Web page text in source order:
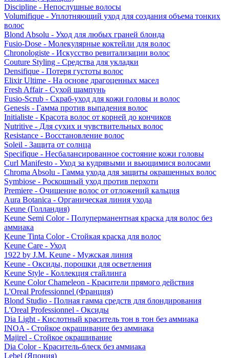
Discipline - Непослушные волосы
Volumifique - Уплотняющий уход для создания объема тонких
волос
Blond Absolu - Уход для любых граней блонда
Fusio-Dose - Молекулярные коктейли для волос
Chronologiste - Искусство ревитализации волос
Couture Styling - Средства для укладки
Densifique - Потеря густоты волос
Elixir Ultime - На основе драгоценных масел
Fresh Affair - Сухой шампунь
Fusio-Scrub - Скраб-уход для кожи головы и волос
Genesis - Гамма против выпадения волос
Initialiste - Красота волос от корней до кончиков
Nutritive - Для сухих и чувствительных волос
Resistance - Восстановление волос
Soleil - Защита от солнца
Specifique - Несбалансированное состояние кожи головы
Curl Manifesto - Уход за кудрявыми и вьющимися волосами
Chroma Absolu - Гамма ухода для защиты окрашенных волос
Symbiose - Роскошный уход против перхоти
Premiere - Очищение волос от отложений кальция
Aura Botanica - Органическая линия ухода
Keune (Голландия)
Keune Semi Color - Полуперманентная краска для волос без
аммиака
Keune Tinta Color - Стойкая краска для волос
Keune Care - Уход
1922 by J.M. Keune - Мужская линия
Keune - Оксиды, порошки для осветления
Keune Style - Коллекция стайлинга
Keune Color Chameleon - Красители прямого действия
L'Oreal Professionnel (Франция)
Blond Studio - Полная гамма средств для блондирования
L'Oreal Professionnel - Оксиды
Dia Light - Кислотный краситель тон в тон без аммиака
INOA - Стойкое окрашивание без аммиака
Majirel - Стойкое окрашивание
Dia Color - Краситель-блеск без аммиака
Lebel (Япония)